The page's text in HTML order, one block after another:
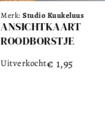
Merk: Studio Kuukeluus
ANSICHTKAART
ROODBORSTJE
Uitverkocht€ 1,95